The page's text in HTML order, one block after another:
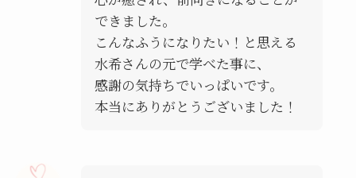
できました。
こんなふうになりたい！と思える
水希さんの元で学べた事に、
感謝の気持ちでいっぱいです。
本当にありがとうございました！